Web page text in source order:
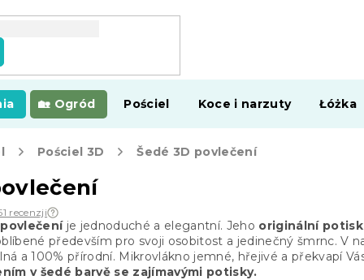
Ogród Pościel Koce i narzuty Łóżka
Pościel 3D Šedé 3D povlečení
recenzji
je jednoduché a elegantní. Jeho originální potisk
především pro svoji osobitost a jedinečný šmrnc. V
a 100% přírodní. Mikrovlákno jemné, hřejivé a překvapí
v šedé barvě se zajímavými potisky.